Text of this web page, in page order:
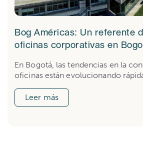
Bog Américas: Un referente
oficinas corporativas en
En Bogotá, las tendencias en la
oficinas están evolucionando
Leer más